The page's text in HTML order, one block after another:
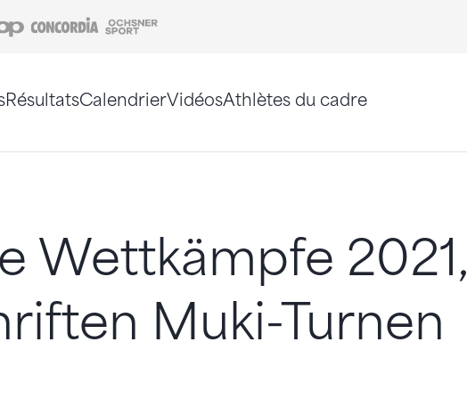
Coop Concordia
RésultatsCalendrierVidéosAthlètes du cadre
Wettkämpfe 2021,
Muki-Turnen